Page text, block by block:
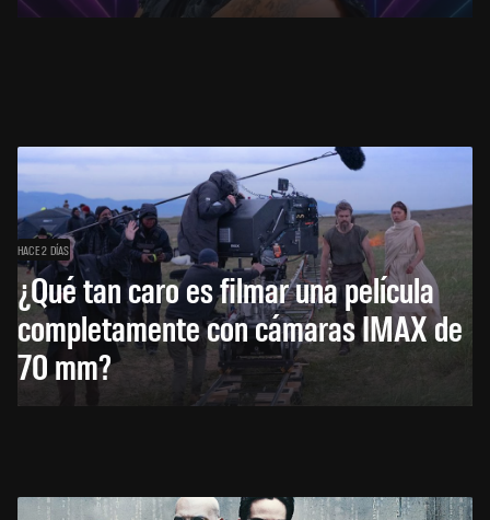
HACE 2 DÍAS
¿Qué tan caro es filmar una película
completamente con cámaras IMAX de
70 mm?